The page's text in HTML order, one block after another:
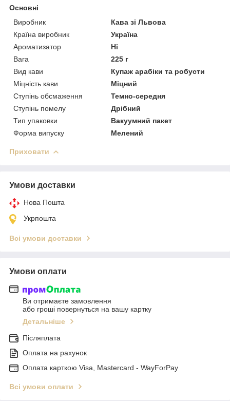
Основні
Виробник
Кава зі Львова
Країна виробник
Україна
Ароматизатор
Ні
Вага
225 г
Вид кави
Купаж арабіки та робусти
Міцність кави
Міцний
Ступінь обсмаження
Темно-середня
Ступінь помелу
Дрібний
Тип упаковки
Вакуумний пакет
Форма випуску
Мелений
Приховати
Умови доставки
Нова Пошта
Укрпошта
Всі умови доставки
Умови оплати
Ви отримаєте замовлення
або гроші повернуться на вашу картку
Детальніше
Післяплата
Оплата на рахунок
Оплата карткою Visa, Mastercard - WayForPay
Всі умови оплати